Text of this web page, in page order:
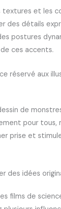
textures et les
des détails
postures
ces accents.
réservé aux
de
pour tous,
prise et
des idées
films de